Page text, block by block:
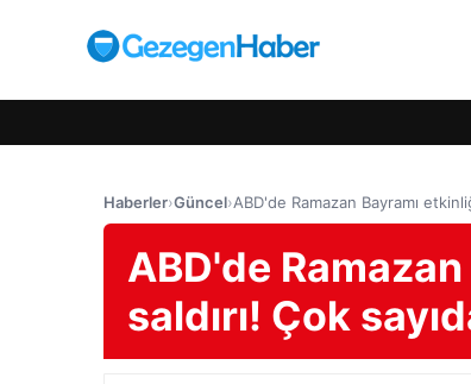
Haberler›Güncel›ABD'de Ramazan Bayramı
ABD'de
saldırı! Çok